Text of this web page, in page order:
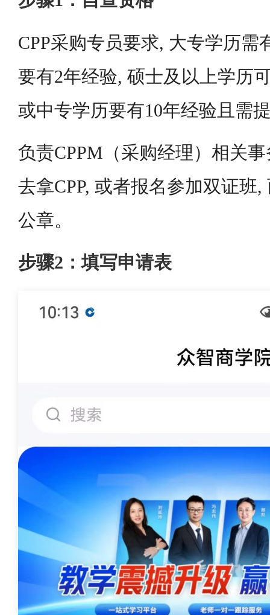
CPP采购专员要求, 大专学历需
要有2年经验, 硕士及以上学历
或中专学历要有10年经验且需
负责CPPM（采购经理）相关
去拿CPP, 或者报名参加双证班
公章。
步骤2：填写申请表